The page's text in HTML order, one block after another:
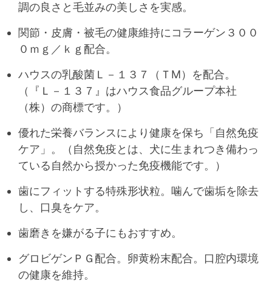
調の良さと毛並みの美しさを実感。
関節・皮膚・被毛の健康維持にコラーゲン３００
０ｍｇ／ｋｇ配合。
ハウスの乳酸菌Ｌ－１３７（ＴM）を配合。
（『Ｌ－１３７』はハウス食品グループ本社
（株）の商標です。）
優れた栄養バランスにより健康を保ち「自然免疫
ケア」。（自然免疫とは、犬に生まれつき備わっ
ている自然から授かった免疫機能です。）
歯にフィットする特殊形状粒。噛んで歯垢を除去
し、口臭をケア。
歯磨きを嫌がる子にもおすすめ。
グロビゲンＰＧ配合。卵黄粉末配合。口腔内環境
の健康を維持。